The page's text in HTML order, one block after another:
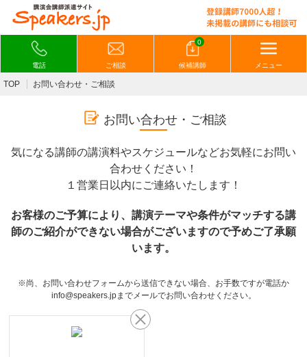
電話 ご相談
0
候補講師 メニュー
TOP お問い合わせ・ご相談
お問い合わせ・ご相談
気になる講師の講演料やスケジュールなどお気軽にお問い
合わせください！
１営業日以内にご連絡いたします！
お客様のご予算により、講演テーマや条件がマッチする講
師のご紹介ができない場合がございますので予めご了承願
います。
※尚、お問い合わせフォームから送信できない場合、お手数ですが電話か
info@speakers.jpまでメールでお問い合わせください。